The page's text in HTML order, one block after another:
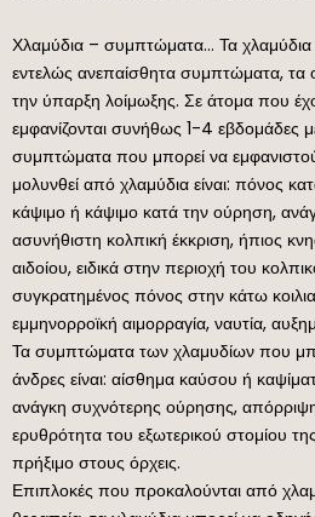
Χλαμύδια – συμπτώματα… Τα
εντελώς ανεπαίσθητα συμπτώματα,
την ύπαρξη λοίμωξης. Σε άτομα που
εμφανίζονται συνήθως 1-4 εβδομάδες
συμπτώματα που μπορεί να
μολυνθεί από χλαμύδια είναι: πόνος
κάψιμο ή κάψιμο κατά την ούρηση,
ασυνήθιστη κολπική έκκριση, ήπιος
αιδοίου, ειδικά στην περιοχή του
συγκρατημένος πόνος στην κάτω
εμμηνορροϊκή αιμορραγία, ναυτία,
Τα συμπτώματα των χλαμυδίων που
άνδρες είναι: αίσθημα καύσου ή
ανάγκη συχνότερης ούρησης,
ερυθρότητα του εξωτερικού στομίου
πρήξιμο στους όρχεις.
Επιπλοκές που προκαλούνται από